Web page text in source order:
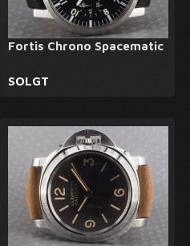
Fortis Chrono Spacematic
SOLGT